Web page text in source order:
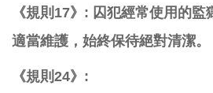
《規則17》: 囚犯經常使用的
適當維護，始終保待絕對清潔。
《規則24》: